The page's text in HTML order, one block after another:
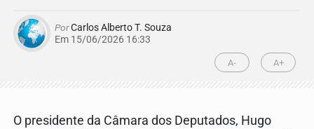
PorCarlos Alberto T. Souza
Em 15/06/2026 16:33
A- A+
O presidente da Câmara dos Deputados, Hugo